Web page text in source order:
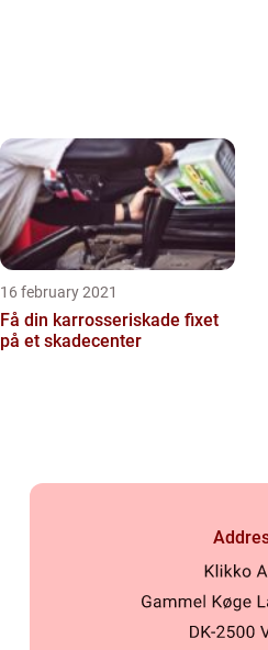
16 february 2021
Få din karrosseriskade fixet
på et skadecenter